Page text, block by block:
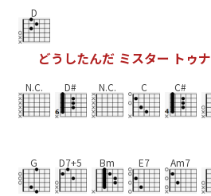
D
どう したんだ ミスター ト ゥナ
N.C. D# N.C. C C#
G D7+5 Bm E7 Am7